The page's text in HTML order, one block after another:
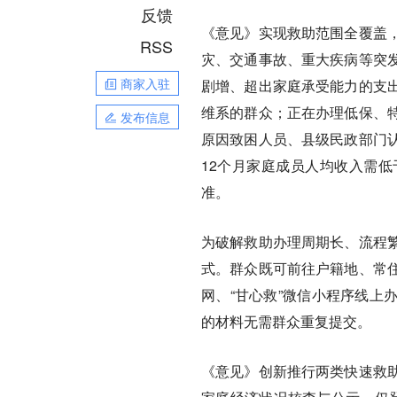
反馈
RSS
商家入驻
发布信息
《意见》实现救助范围全覆
灾、交通事故、重大疾病等突
剧增、超出家庭承受能力的支
维系的群众；正在办理低保、
原因致困人员、县级民政部门
12个月家庭成员人均收入需
准。
为破解救助办理周期长、流程
式。群众既可前往户籍地、常
网、“甘心救”微信小程序线上
的材料无需群众重复提交。
《意见》创新推行两类快速